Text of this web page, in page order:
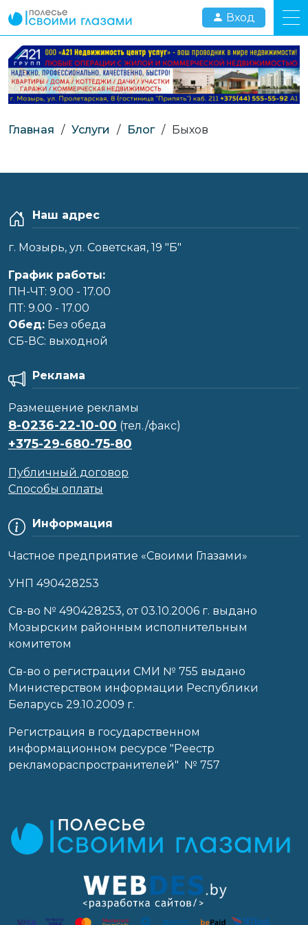
Вход
Главная / Услуги / Блог / Быхов
Наш адрес
г. Мозырь, ул. Советская, 19 "Б"
График работы:
ПН-ЧТ: 9.00 - 17.00
ПТ: 9.00 - 17.00
Обед: Без обеда
CБ-ВС: выходной
Информация
Частное предприятие «Своими Глазами»
УНП 490428253
Cв-во № 490428253, от 03.10.2006 г. выдано
Мозырским районным исполнительным
комитетом
Св-во о регистрации СМИ № 755 выдано
Министерством информации Республики
Беларусь 29.10.2009 г.
Регистрация в государственном
информационном ресурсе "Реестр
рекламораспространителей" № 757
Реклама
Размещение рекламы
8-0236-22-10-00 (тел./факс)
+375-29-680-75-80
Публичный договор
Способы оплаты